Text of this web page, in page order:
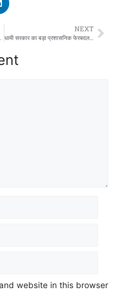
लैब का किया शुभारंभ
NEXT
धामी सरकार का बड़ा प्रशासनिक फेरबदल: देहरादून-बागेश्वर समेत 29 अफसरों के तबादले, नए डीएम नियुक्त
website in this browser